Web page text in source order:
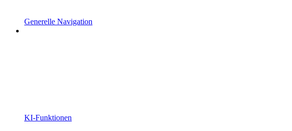
Generelle Navigation
KI-Funktionen